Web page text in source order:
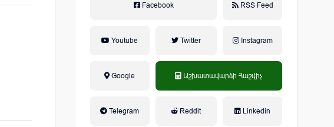
Facebook RSS Feed
Youtube Twitter Instagram
Google Աշխատավարձի Հաշվիչ
Telegram Reddit Linkedin